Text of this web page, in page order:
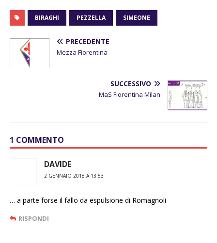
BIRAGHI PEZZELLA SIMEONE
PRECEDENTE
Mezza Fiorentina
SUCCESSIVO
MaS Fiorentina Milan
1 COMMENTO
DAVIDE
2 GENNAIO 2018 A 13:53
… a parte forse il fallo da espulsione di Romagnoli
RISPONDI